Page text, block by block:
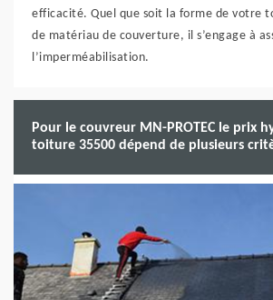
efficacité. Quel que soit la forme de votre
de matériau de couverture, il s’engage à
l’imperméabilisation.
Pour le couvreur MN-PROTEC le prix
toiture 35500 dépend de plusieurs